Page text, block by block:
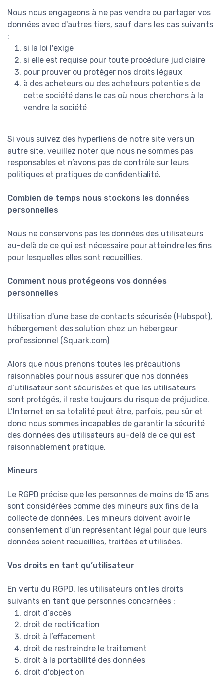
Nous nous engageons à ne pas vendre ou partager vos
données avec d'autres tiers, sauf dans les cas suivants
:
si la loi l'exige
si elle est requise pour toute procédure judiciaire
pour prouver ou protéger nos droits légaux
à des acheteurs ou des acheteurs potentiels de
cette société dans le cas où nous cherchons à la
vendre la société
Si vous suivez des hyperliens de notre site vers un
autre site, veuillez noter que nous ne sommes pas
responsables et n’avons pas de contrôle sur leurs
politiques et pratiques de confidentialité.
Combien de temps nous stockons les données
personnelles
Nous ne conservons pas les données des utilisateurs
au-delà de ce qui est nécessaire pour atteindre les fins
pour lesquelles elles sont recueillies.
Comment nous protégeons vos données
personnelles
Utilisation d'une base de contacts sécurisée (Hubspot),
hébergement des solution chez un hébergeur
professionnel (Squark.com)
Alors que nous prenons toutes les précautions
raisonnables pour nous assurer que nos données
d’utilisateur sont sécurisées et que les utilisateurs
sont protégés, il reste toujours du risque de préjudice.
L’Internet en sa totalité peut être, parfois, peu sûr et
donc nous sommes incapables de garantir la sécurité
des données des utilisateurs au-delà de ce qui est
raisonnablement pratique.
Mineurs
Le RGPD précise que les personnes de moins de 15 ans
sont considérées comme des mineurs aux fins de la
collecte de données. Les mineurs doivent avoir le
consentement d’un représentant légal pour que leurs
données soient recueillies, traitées et utilisées.
Vos droits en tant qu’utilisateur
En vertu du RGPD, les utilisateurs ont les droits
suivants en tant que personnes concernées :
droit d’accès
droit de rectification
droit à l’effacement
droit de restreindre le traitement
droit à la portabilité des données
droit d'objection